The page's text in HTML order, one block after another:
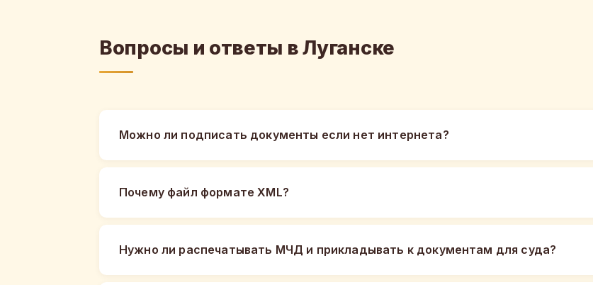
Вопросы и ответы в Луганске
Можно ли подписать документы если нет интернета?
Почему файл формате XML?
Нужно ли распечатывать МЧД и прикладывать к документам для суда?